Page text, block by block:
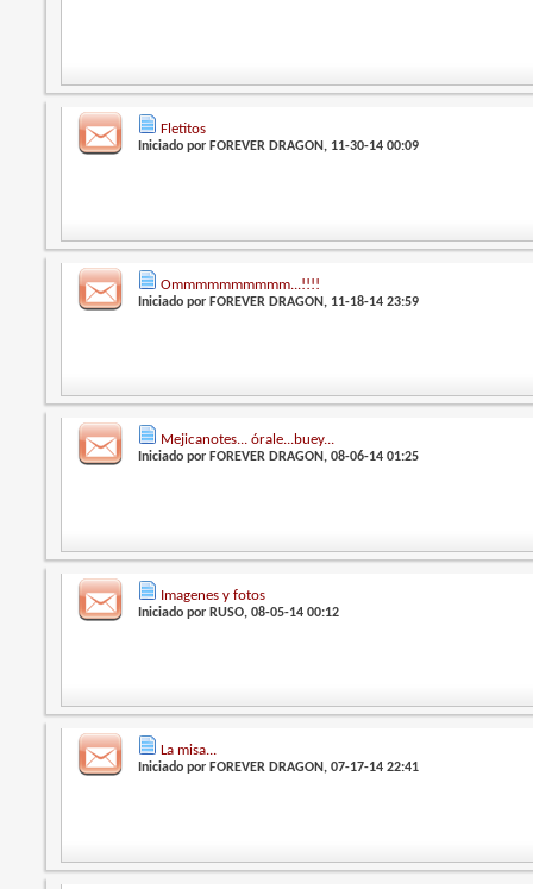
Fletitos
Iniciado por FOREVER DRAGON, 11-30-14 00:09
Ommmmmmmmmm...!!!!
Iniciado por FOREVER DRAGON, 11-18-14 23:59
Mejicanotes... órale...buey...
Iniciado por FOREVER DRAGON, 08-06-14 01:25
Imagenes y fotos
Iniciado por RUSO, 08-05-14 00:12
La misa...
Iniciado por FOREVER DRAGON, 07-17-14 22:41